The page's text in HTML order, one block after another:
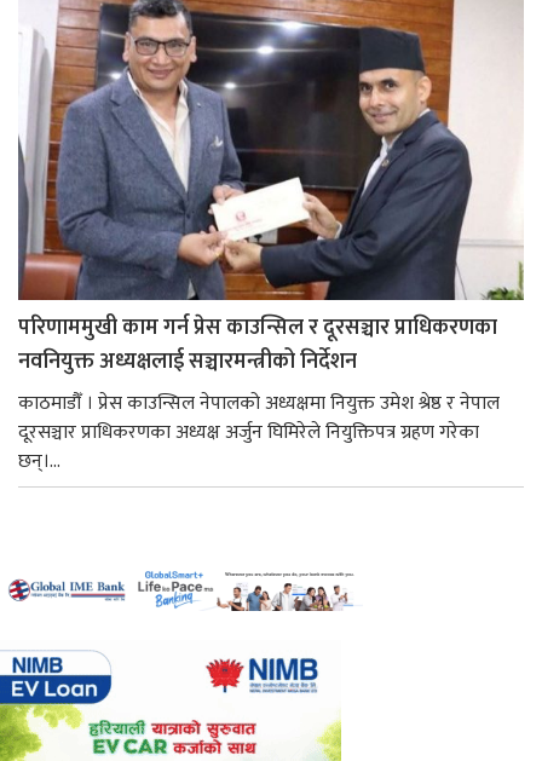
परिणाममुखी काम गर्न प्रेस काउन्सिल र दूरसञ्चार प्राधिकरणका
नवनियुक्त अध्यक्षलाई सञ्चारमन्त्रीको निर्देशन
काठमाडौँ । प्रेस काउन्सिल नेपालको अध्यक्षमा नियुक्त उमेश श्रेष्ठ र नेपाल
दूरसञ्चार प्राधिकरणका अध्यक्ष अर्जुन घिमिरेले नियुक्तिपत्र ग्रहण गरेका
छन्।...